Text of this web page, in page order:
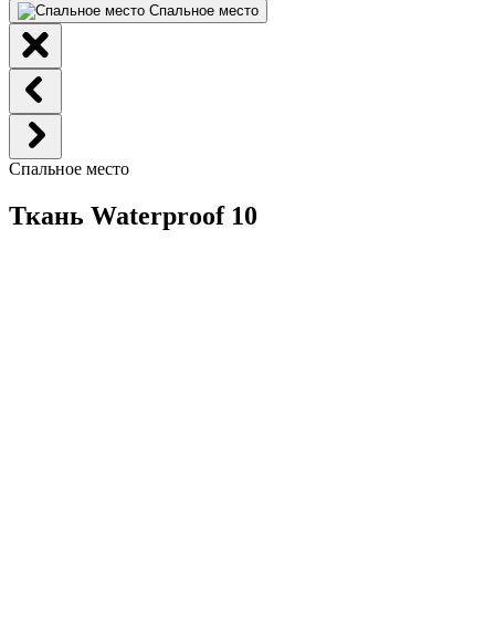
Спальное место
Спальное место
Ткань Waterproof 10